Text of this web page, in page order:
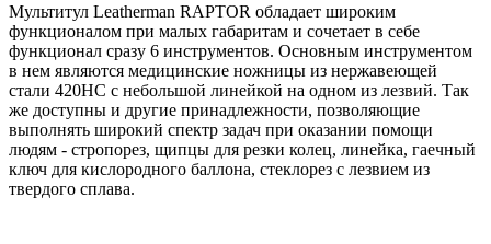
Мультитул Leatherman RAPTOR обладает широким
функционалом при малых габаритам и сочетает в себе
функционал сразу 6 инструментов. Основным инструментом
в нем являются медицинские ножницы из нержавеющей
стали 420HC с небольшой линейкой на одном из лезвий. Так
же доступны и другие принадлежности, позволяющие
выполнять широкий спектр задач при оказании помощи
людям - стропорез, щипцы для резки колец, линейка, гаечный
ключ для кислородного баллона, стеклорез с лезвием из
твердого сплава.